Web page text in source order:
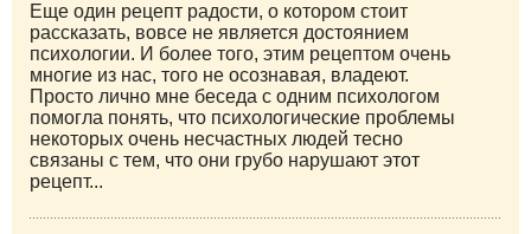
Еще один рецепт радости, о котором стоит
рассказать, вовсе не является достоянием
психологии. И более того, этим рецептом очень
многие из нас, того не осознавая, владеют.
Просто лично мне беседа с одним психологом
помогла понять, что психологические проблемы
некоторых очень несчастных людей тесно
связаны с тем, что они грубо нарушают этот
рецепт...